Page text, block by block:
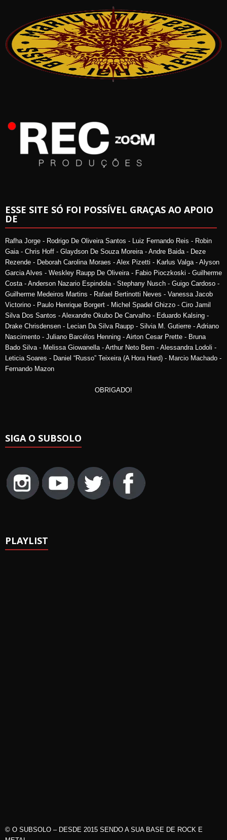
ESSE SITE SÓ FOI POSSÍVEL GRAÇAS AO APOIO
DE
Rafha Jorge - Rodrigo De Oliveira Santos - Luiz Fernando Reis - Robin
Gaia - Chris Hoff - Glaydson De Souza Moreira - Andre Baida - Deze
Rezende - Deborah Carolina Moraes - Alex Pizetti - Karlus Valga - Alyson
Garcia Alves - Weskley Raupp De Oliveira - Fabio Pioczkoski - Guilherme
Costa - Anderson Nazario Espindola - Stephany Nusch - Guigo Cardoso -
Guilherme Medeiros Martins - Rafael Bertinotti Neves - Vanessa Jacob
Victorino - Paulo Henrique Borgert - Michel Spadel Ghizzo - Ciro Jamil
Silva Dos Santos - Alexandre Okubo De Carvalho - Eduardo Kalsing -
Drake Chrisdensen - Lecian Da Silva Raupp - Silvia M. Gutierre - Adriano
Nascimento - Juliano Barcélos Henning - Airton Cesar Prette - Bruna
Bado Silva - Melissa Giowanella - Arthur Neto Bem - Alessandra Lodoli -
Leticia Soares - Daniel “Russo” Teixeira (A Hora Hard) - Marcio Machado -
Fernando Mazon
OBRIGADO!
SIGA O SUBSOLO
PLAYLIST
© O SUBSOLO – DESDE 2015 SENDO A SUA BASE DE ROCK E